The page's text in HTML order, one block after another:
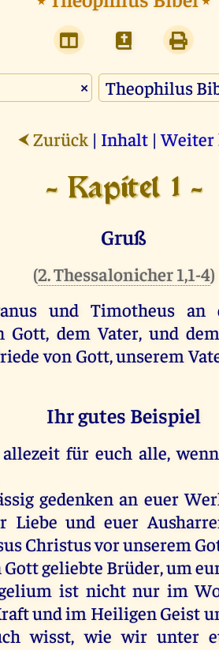
×
⮜ Zurück | Inhalt |Weiter
- Kapitel 1 -
Gruß
(2. Thessalonicher 1,1-4)
und Timotheus an
Gott, dem Vater, und dem
von Gott,unserem
Ihr gutes Beispiel
allezeit für euch alle,wenn
gedenken an euer
Liebe und euer
Christusvorunserem
Gottgeliebte Brüder,um
ist nicht nur im
undim Heiligen Geist
wisst,wie wir unter